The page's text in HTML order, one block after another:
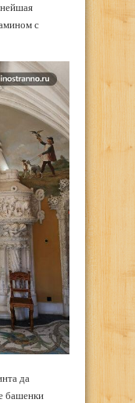
с
да
башенки